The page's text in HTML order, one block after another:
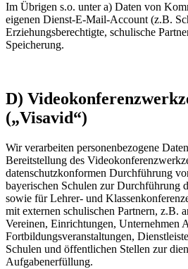
Im Übrigen s.o. unter a) Daten von
eigenen Dienst-E-Mail-Account (z.B.
Erziehungsberechtigte, schulische
Speicherung.
D)
(„Visavid“)
Wir verarbeiten personenbezogene
Bereitstellung des
datenschutzkonformen Durchführung
bayerischen Schulen zur Durchführung
sowie für Lehrer- und
mit externen schulischen Partnern, z.B.
Vereinen, Einrichtungen, Unternehmen
Fortbildungsveranstaltungen,
Schulen und öffentlichen Stellen zur
Aufgabenerfüllung.